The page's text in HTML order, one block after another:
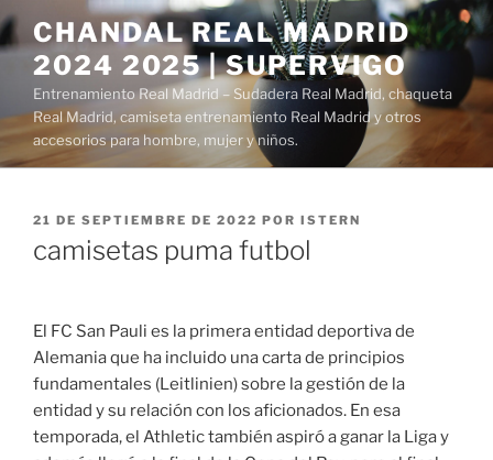
Saltar
al
contenido
CHANDAL REAL MADRID
2024 2025 | SUPERVIGO
Entrenamiento Real Madrid – Sudadera Real Madrid, chaqueta
Real Madrid, camiseta entrenamiento Real Madrid y otros
accesorios para hombre, mujer y niños.
PUBLICADO
21 DE SEPTIEMBRE DE 2022 POR ISTERN
camisetas puma futbol
El FC San Pauli es la primera entidad deportiva de
Alemania que ha incluido una carta de principios
fundamentales (Leitlinien) sobre la gestión de la
entidad y su relación con los aficionados. En esa
temporada, el Athletic también aspiró a ganar la Liga y